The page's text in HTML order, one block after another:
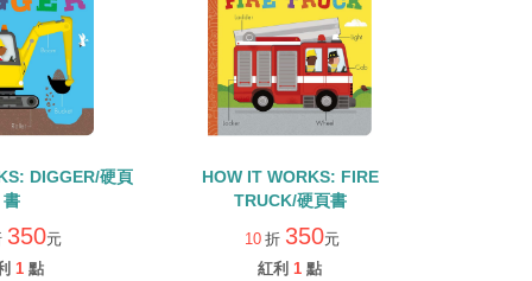
DIGGER/硬頁
書
350元
1 點
HOW IT WORKS: FIRE
TRUCK/硬頁書
10 折 350元
紅利 1 點